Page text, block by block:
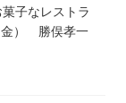
子なレストラ
金） 勝俣孝一